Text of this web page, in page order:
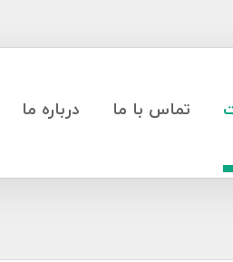
تماس با ما درباره ما